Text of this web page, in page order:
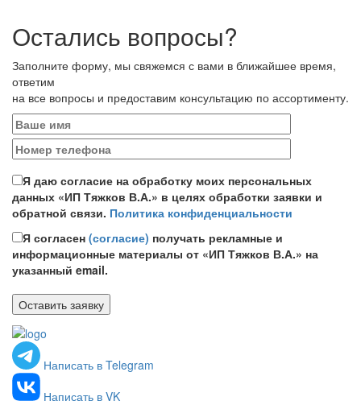
Остались вопросы?
Заполните форму, мы свяжемся с вами в ближайшее время,
ответим
на все вопросы и предоставим консультацию по ассортименту.
Я даю согласие на обработку моих персональных
данных «ИП Тяжков В.А.» в целях обработки заявки и
обратной связи. Политика конфиденциальности
Я согласен (согласие) получать рекламные и
информационные материалы от «ИП Тяжков В.А.» на
указанный email.
Написать в Telegram
Написать в VK